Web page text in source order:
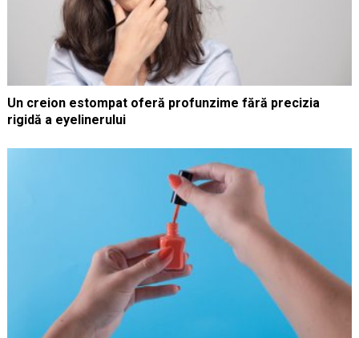
Un creion estompat oferă profunzime fără precizia
rigidă a eyelinerului